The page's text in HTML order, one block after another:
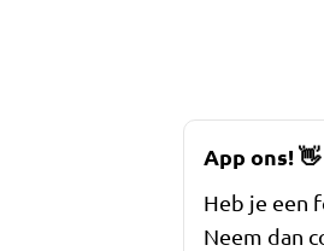
App ons!👋
Heb je een
Neem dan